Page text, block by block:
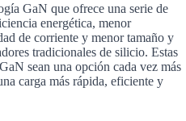
GaN que ofrece una serie de
energética, menor
de corriente y menor tamaño y
tradicionales de silicio. Estas
sean una opción cada vez más
carga más rápida, eficiente y